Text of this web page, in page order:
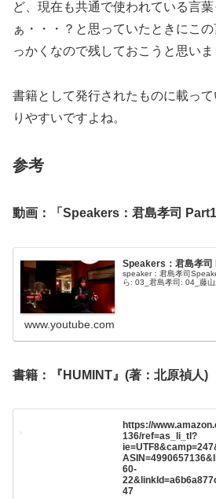
ど、現在も共通で使われている言
ぁ・・・？と思っていたときにこ
っかくなので残しておこうと思いま
書籍として発行されたものに載っ
りやすいですよね。
参考
動画：「Speakers：君島孝司 Part1
Speakers：君島孝司
speaker：君島孝司
ら: 03_君島孝司: 04_藤
www.youtube.com
書籍：『HUMINT』(著：北原禎人)
https://
136/ref=as_li_tl?
60-
47